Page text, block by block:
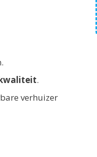
.
verhuizer